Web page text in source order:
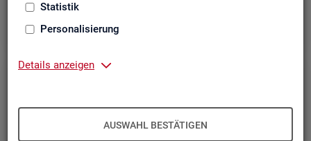
Statistik
Personalisierung
Details anzeigen
AUSWAHL BESTÄTIGEN